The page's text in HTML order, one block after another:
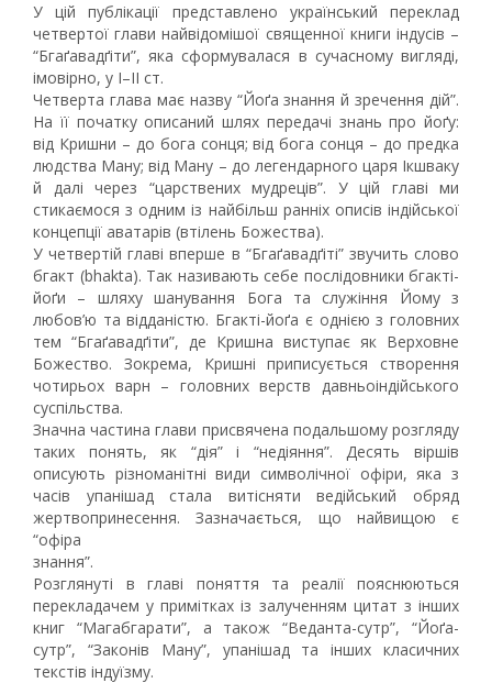
У цій публікації представлено український переклад
четвертої глави найвідомішої священної книги індусів –
“Бгаґавадґіти”, яка сформувалася в сучасному вигляді,
імовірно, у I–II ст.
Четверта глава має назву “Йоґа знання й зречення дій”.
На її початку описаний шлях передачі знань про йоґу:
від Кришни – до бога сонця; від бога сонця – до предка
людства Ману; від Ману – до легендарного царя Ікшваку
й далі через “царствених мудреців”. У цій главі ми
стикаємося з одним із найбільш ранніх описів індійської
концепції аватарів (втілень Божества).
У четвертій главі вперше в “Бгаґавадґіті” звучить слово
бгакт (bhakta). Так називають себе послідовники бгакті-
йоґи – шляху шанування Бога та служіння Йому з
любов’ю та відданістю. Бгакті-йоґа є однією з головних
тем “Бгаґавадґіти”, де Кришна виступає як Верховне
Божество. Зокрема, Кришні приписується створення
чотирьох варн – головних верств давньоіндійського
суспільства.
Значна частина глави присвячена подальшому розгляду
таких понять, як “дія” і “недіяння”. Десять віршів
описують різноманітні види символічної офіри, яка з
часів упанішад стала витісняти ведійський обряд
жертвопринесення. Зазначається, що найвищою є
“офіра
знання”.
Розглянуті в главі поняття та реалії пояснюються
перекладачем у примітках із залученням цитат з інших
книг “Магабгарати”, а також “Веданта-сутр”, “Йоґа-
сутр”, “Законів Ману”, упанішад та інших класичних
текстів індуїзму.